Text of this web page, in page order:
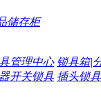
储存柜
管理中心 锁具箱|
开关锁具 插头锁